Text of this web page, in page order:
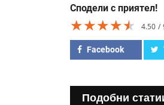
Сподели с приятел!
★★★★★
★★★★★
★★★★★ 4.50
Facebook
Подобни